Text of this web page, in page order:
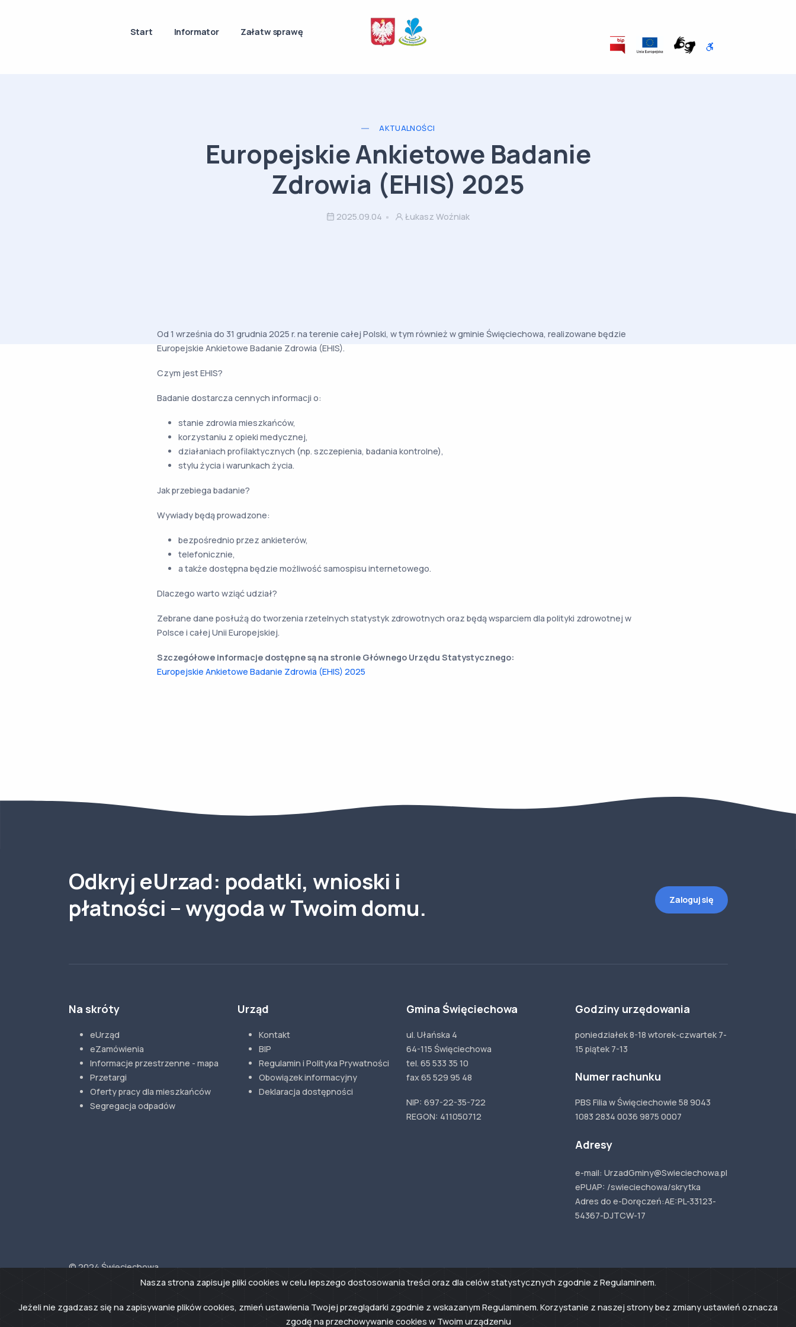
Start Informator Załatw sprawę
AKTUALNOŚCI
Europejskie Ankietowe Badanie
Zdrowia (EHIS) 2025
2025.09.04 Łukasz Woźniak
Od 1 września do 31 grudnia 2025 r. na terenie całej Polski, w tym również w gminie Święciechowa, realizowane będzie
Europejskie Ankietowe Badanie Zdrowia (EHIS).
Czym jest EHIS?
Badanie dostarcza cennych informacji o:
stanie zdrowia mieszkańców,
korzystaniu z opieki medycznej,
działaniach profilaktycznych (np. szczepienia, badania kontrolne),
stylu życia i warunkach życia.
Jak przebiega badanie?
Wywiady będą prowadzone:
bezpośrednio przez ankieterów,
telefonicznie,
a także dostępna będzie możliwość samospisu internetowego.
Dlaczego warto wziąć udział?
Zebrane dane posłużą do tworzenia rzetelnych statystyk zdrowotnych oraz będą wsparciem dla polityki zdrowotnej w
Polsce i całej Unii Europejskiej.
Szczegółowe informacje dostępne są na stronie Głównego Urzędu Statystycznego:
Europejskie Ankietowe Badanie Zdrowia (EHIS) 2025
Odkryj eUrzad: podatki, wnioski i
płatności – wygoda w Twoim domu.
Zaloguj się
Na skróty
eUrząd
eZamówienia
Informacje przestrzenne - mapa
Przetargi
Oferty pracy dla mieszkańców
Segregacja odpadów
Urząd
Kontakt
BIP
Regulamin i Polityka Prywatności
Obowiązek informacyjny
Deklaracja dostępności
Gmina Święciechowa
ul. Ułańska 4
64-115 Święciechowa
tel. 65 533 35 10
fax 65 529 95 48
NIP: 697-22-35-722
REGON: 411050712
Godziny urzędowania
poniedziałek 8-18 wtorek-czwartek 7-
15 piątek 7-13
Numer rachunku
PBS Filia w Święciechowie 58 9043
1083 2834 0036 9875 0007
Adresy
e-mail: UrzadGminy@Swieciechowa.pl
ePUAP: /swieciechowa/skrytka
Adres do e-Doręczeń:AE:PL-33123-
54367-DJTCW-17
© 2024 Święciechowa
Realizacja Grikon.euNasza strona zapisuje pliki cookies w celu lepszego dostosowania treści oraz dla celów statystycznych zgodnie z Regulaminem.
Jeżeli nie zgadzasz się na zapisywanie plików cookies, zmień ustawienia Twojej przeglądarki zgodnie z wskazanym Regulaminem. Korzystanie z naszej strony bez zmiany ustawień oznacza
zgodę na przechowywanie cookies w Twoim urządzeniu